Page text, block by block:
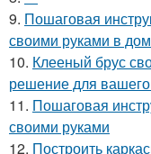
9. Пошаговая
своими руками в
10. Клееный брус
решение для
11. Пошаговая
своими руками
12. Построить